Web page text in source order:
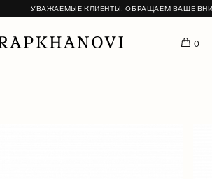
УВАЖАЕМЫЕ КЛИЕНТЫ! ОБРАЩАЕМ ВАШЕ
0